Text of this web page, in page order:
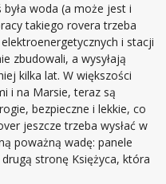
woda (a może jest i
takiego rovera trzeba
i stacji
zbudowali, a wysyłają
kilka lat. W większości
i na Marsie, teraz są
bezpieczne i lekkie, co
jeszcze trzeba wysłać w
poważną wadę: panele
stronę Księżyca, która